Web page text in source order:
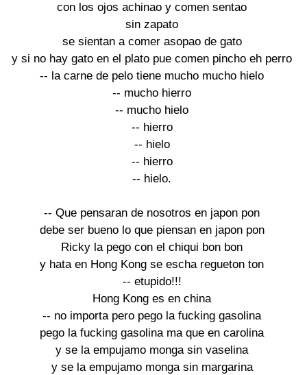
con los ojos achinao y comen sentao
sin zapato
se sientan a comer asopao de gato
y si no hay gato en el plato pue comen pincho eh perro
-- la carne de pelo tiene mucho mucho hielo
-- mucho hierro
-- mucho hielo
-- hierro
-- hielo
-- hierro
-- hielo.
-- Que pensaran de nosotros en japon pon
debe ser bueno lo que piensan en japon pon
Ricky la pego con el chiqui bon bon
y hata en Hong Kong se escha regueton ton
-- etupido!!!
Hong Kong es en china
-- no importa pero pego la fucking gasolina
pego la fucking gasolina ma que en carolina
y se la empujamo monga sin vaselina
y se la empujamo monga sin margarina